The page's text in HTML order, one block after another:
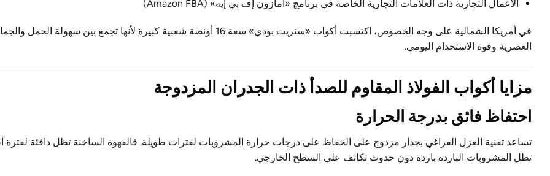
الأعمال التجارية ذات العلامات التجارية الخاصة في برنامج «أمازون إف بي إيه» (Amazon FBA)
في أمريكا الشمالية على وجه الخصوص، اكتسبت أكواب «ستريت بودي» سعة 16 أونصة شعبية كبيرة لأنها تجمع بين سهولة الحمل
العصرية وقوة الاستخدام اليومي.
مزايا أكواب الفولاذ المقاوم للصدأ ذات الجدران المزدوجة
احتفاظ فائق بدرجة الحرارة
تساعد تقنية العزل الفراغي بجدار مزدوج على الحفاظ على درجات حرارة المشروبات لفترات طويلة. فالقهوة الساخنة تظل دافئة لفترة
تظل المشروبات الباردة باردة دون حدوث تكاثف على السطح الخارجي.